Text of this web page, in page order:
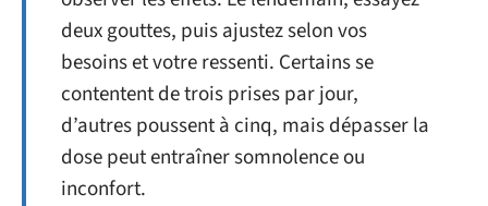
deux gouttes, puis ajustez selon vos
besoins et votre ressenti. Certains se
contentent de trois prises par jour,
d’autres poussent à cinq, mais dépasser la
dose peut entraîner somnolence ou
inconfort.